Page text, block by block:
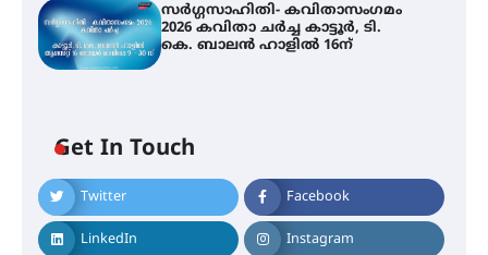
സർഗ്ഗസാഹിതി- കവിതാസംഗമം
2026 കവിതാ ചർച്ച കാട്ടൂർ, ടി.
കെ. ബാലൻ ഹാളിൽ 16ന്
Get In Touch
Twitter Facebook
LinkedIn Instagram
കോമേഴ്സ് എക്സ്പോയുമായി
എസ് എൻ ഹയർ സെക്കൻഡറി
വിദ്യാർത്ഥികൾ